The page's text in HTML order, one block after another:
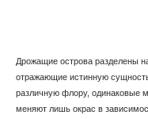
Дрожащие острова разделены
отражающие истинную
различную флору, одинаковые
меняют лишь окрас в